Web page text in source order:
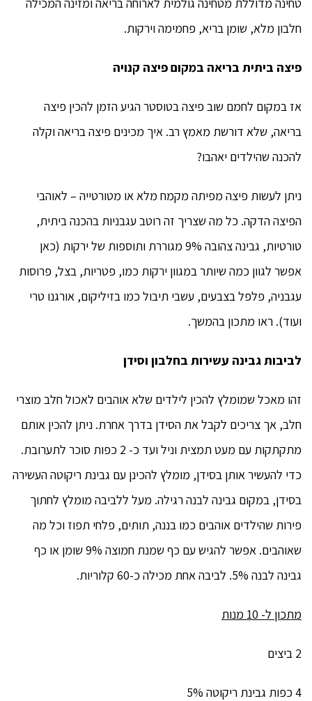
חלבון מלא, שומן בריא, פחמימה וירקות.
פיצה ביתית בריאה במקום פיצה קנויה
אז במקום לחמם שוב פיצה בטוסטר הגיע הזמן להכין פיצה
בריאה, שלא דורשת מאמץ רב. איך מכינים פיצה בריאה וקלה
להכנה שהילדים יאהבו?
ניתן לעשות פיצה מפיתה מקמח מלא או מטורטייה – לאוהבי
הפיצה הדקה. כל מה שצריך זה רוטב עגבניות בהכנה ביתית,
טורטיות, גבינה צהובה 9% מגוררת ותוספות של ירקות (כאן
אפשר לגוון כמה שיותר במגוון ירקות כמו, פטריות, בצל, פרוסות
עגבניה, פלפל בצבעים, עשבי תיבול כמו בזיליקום, אורגנו טרי
ועוד). ראו מתכון בהמשך.
לביבות גבינה עשירות בחלבון וסידן
זהו מאכל שמומלץ להכין לילדים שלא אוהבים לאכול חלב מוצרי
חלב, אך צריכים לקבל את הסידן בדרך אחרת. ניתן להכין אותם
מתקתקות עם מעט תמצית וניל ועד כ- 2 כפות סוכר לתערובת.
כדי להעשיר אותן בסידן, מומלץ להכינן עם גבינת ריקוטה העשירה
בסידן, במקום גבינה לבנה רגילה. מעל ללביבה מומלץ לחתוך
פירות שהילדים אוהבים כמו בננה, תותים, פלחי תפוז וכל מה
שאוהבים. אפשר להגיש עם כף שמנת חמוצה 9% שומן או כף
גבינה לבנה 5%. לביבה אחת מכילה כ-60 קלוריות.
מתכון ל- 10 מנות
2 ביצים
4 כפות גבינת ריקוטה 5%